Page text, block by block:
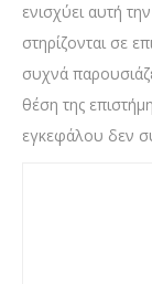
ενισχύει αυτή
στηρίζονται σε
συχνά
θέση της
εγκεφάλου δεν